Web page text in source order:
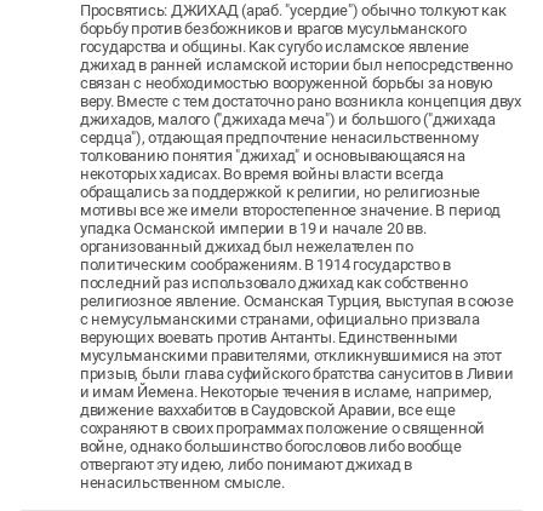
Просвятись: ДЖИХАД (араб. "усердие") обычно толкуют как
борьбу против безбожников и врагов мусульманского
государства и общины. Как сугубо исламское явление
джихад в ранней исламской истории был непосредственно
связан с необходимостью вооруженной борьбы за новую
веру. Вместе с тем достаточно рано возникла концепция двух
джихадов, малого ("джихада меча") и большого ("джихада
сердца"), отдающая предпочтение ненасильственному
толкованию понятия "джихад" и основывающаяся на
некоторых хадисах. Во время войны власти всегда
обращались за поддержкой к религии, но религиозные
мотивы все же имели второстепенное значение. В период
упадка Османской империи в 19 и начале 20 вв.
организованный джихад был нежелателен по
политическим соображениям. В 1914 государство в
последний раз использовало джихад как собственно
религиозное явление. Османская Турция, выступая в союзе
с немусульманскими странами, официально призвала
верующих воевать против Антанты. Единственными
мусульманскими правителями, откликнувшимися на этот
призыв, были глава суфийского братства сануситов в Ливии
и имам Йемена. Некоторые течения в исламе, например,
движение ваххабитов в Саудовской Аравии, все еще
сохраняют в своих программах положение о священной
войне, однако большинство богословов либо вообще
отвергают эту идею, либо понимают джихад в
ненасильственном смысле.